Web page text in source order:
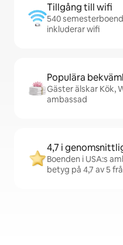
Tillgång till wifi
540
inkluderar wifi
Populära
Gäster älskar Kök,
ambassad
4,7 i
Boenden i USA:s
betyg på 4,7 av 5